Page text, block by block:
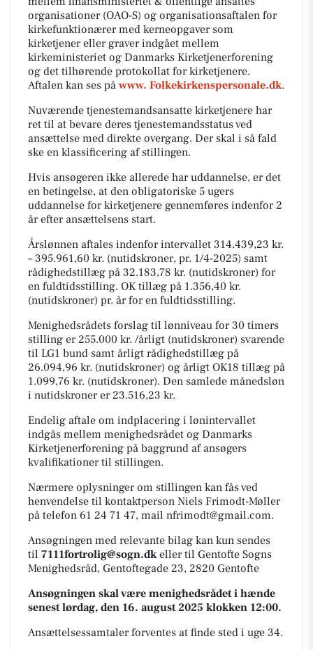
organisationer (OAO-S) og organisationsaftalen for
kirkefunktionærer med kerneopgaver som
kirketjener eller graver indgået mellem
kirkeministeriet og Danmarks Kirketjenerforening
og det tilhørende protokollat for kirketjenere.
Aftalen kan ses på www. Folkekirkenspersonale.dk.
Nuværende tjenestemandsansatte kirketjenere har
ret til at bevare deres tjenestemandsstatus ved
ansættelse med direkte overgang. Der skal i så fald
ske en klassificering af stillingen.
Hvis ansøgeren ikke allerede har uddannelse, er det
en betingelse, at den obligatoriske 5 ugers
uddannelse for kirketjenere gennemføres indenfor 2
år efter ansættelsens start.
Årslønnen aftales indenfor intervallet 314.439,23 kr.
– 395.961,60 kr. (nutidskroner, pr. 1/4-2025) samt
rådighedstillæg på 32.183,78 kr. (nutidskroner) for
en fuldtidsstilling. OK tillæg på 1.356,40 kr.
(nutidskroner) pr. år for en fuldtidsstilling.
Menighedsrådets forslag til lønniveau for 30 timers
stilling er 255.000 kr. /årligt (nutidskroner) svarende
til LG1 bund samt årligt rådighedstillæg på
26.094,96 kr. (nutidskroner) og årligt OK18 tillæg på
1.099,76 kr. (nutidskroner). Den samlede månedsløn
i nutidskroner er 23.516,23 kr.
Endelig aftale om indplacering i lønintervallet
indgås mellem menighedsrådet og Danmarks
Kirketjenerforening på baggrund af ansøgers
kvalifikationer til stillingen.
Nærmere oplysninger om stillingen kan fås ved
henvendelse til kontaktperson Niels Frimodt-Møller
på telefon 61 24 71 47, mail nfrimodt@gmail.com.
Ansøgningen med relevante bilag kan kun sendes
til 7111fortrolig@sogn.dkeller til Gentofte Sogns
Menighedsråd, Gentoftegade 23, 2820 Gentofte
Ansøgningen skal være menighedsrådet i hænde
senest lørdag, den 16. august 2025 klokken 12:00.
Ansættelsessamtaler forventes at finde sted i uge 34.